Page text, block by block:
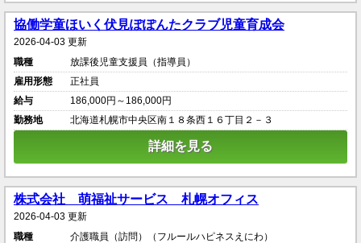
協働学童ほいく伏見ぽぽんたクラブ児童育成会
2026-04-03 更新
職種
放課後児童支援員（指導員）
雇用形態
正社員
給与
186,000円～186,000円
勤務地
北海道札幌市中央区南１８条西１６丁目２－３
詳細を見る
株式会社 萌福祉サービス 札幌オフィス
2026-04-03 更新
職種
介護職員（訪問）（フルールハピネスえにわ）